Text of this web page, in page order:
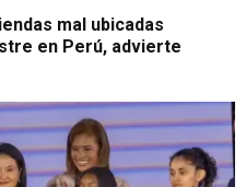
mal ubicadas
en Perú, advierte